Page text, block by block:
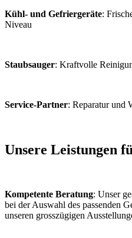
Kühl- und Gefriergeräte:
Niveau
Staubsauger: Kraftvolle
Service-Partner: Reparatur und
Unsere Leistungen
Kompetente Beratung: Unser
bei der Auswahl des passenden
unseren grosszügigen